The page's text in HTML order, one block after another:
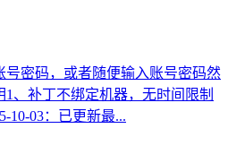
密码，或者随便输入账号密码然
、补丁不绑定机器，无时间限制
10-03：已更新最...